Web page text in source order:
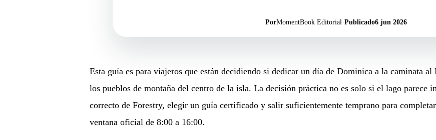
PorMomentBook Editorial·Publicado6 jun 2026
Esta guía es para viajeros que están decidiendo si dedicar un día de Dominica a la caminata
los pueblos de montaña del centro de la isla. La decisión práctica no es solo si el lago parece
correcto de Forestry, elegir un guía certificado y salir suficientemente temprano para
ventana oficial de 8:00 a 16:00.